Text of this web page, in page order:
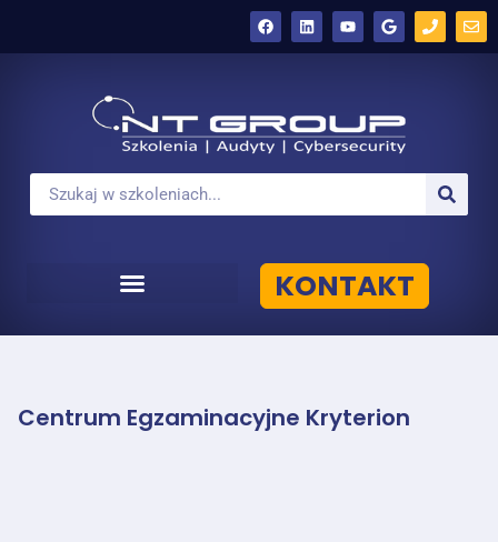
KONTAKT
Centrum Egzaminacyjne Kryterion